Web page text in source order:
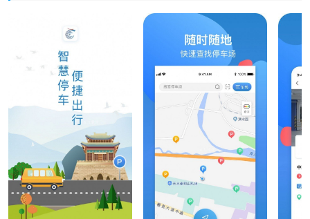
《龙城云泊车》功能指南：
1.为用户提供便捷的购物体验，在一个应用内即可完成购
物，无需多次切换应用，节省时间和精力。
2.不仅提供停车位查询和导航功能，还支持在线缴费，省
去排队等候的烦恼，享受便捷的停车服务。